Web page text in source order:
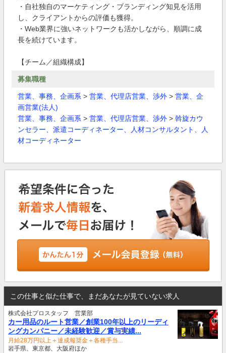
・自社独自のマーケティング・ブランディング知見を活用
し、クライアントからの評価も獲得。
・Web業界に強いネットワークも活かしながら、順調に成
長を続けています。
【チーム／組織構成】
募集職種
営業、事務、企画系 > 営業、代理店営業、渉外 > 営業、企
画営業(法人)
営業、事務、企画系 > 営業、代理店営業、渉外 > 斡旋カウ
ンセラー、派遣コーディネーター、人材コンサルタント、人
材コーディネーター
この仕事と似た仕事で、まだあなたが見ていない求人
株式会社プロスタッフ 営業部
カー用品のルート営業／創業100年以上のリーディ
ングカンパニー／未経験歓迎／賞与実績...
月給28万円以上＋達成報奨金＋各種手当...
岩手県、東京都、大阪府ほか